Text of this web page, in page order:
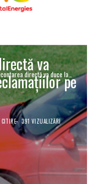
directă va duce la
reclamaţiilor pe segmentul RCA
va
pe
391 VIZUALIZĂRI